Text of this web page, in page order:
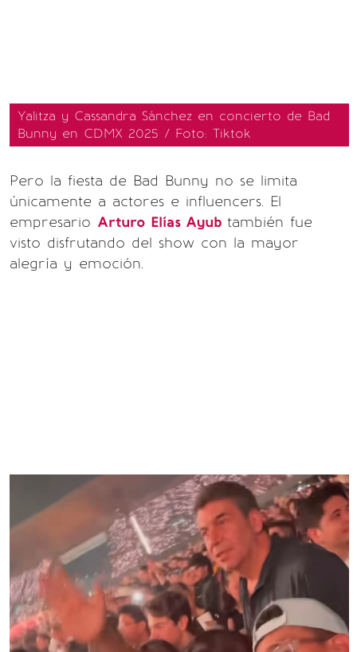
Yalitza y Cassandra Sánchez en concierto de Bad
Bunny en CDMX 2025 / Foto: Tiktok
Pero la fiesta de Bad Bunny no se limita
únicamente a actores e influencers. El
empresario Arturo Elías Ayub también fue
visto disfrutando del show con la mayor
alegría y emoción.